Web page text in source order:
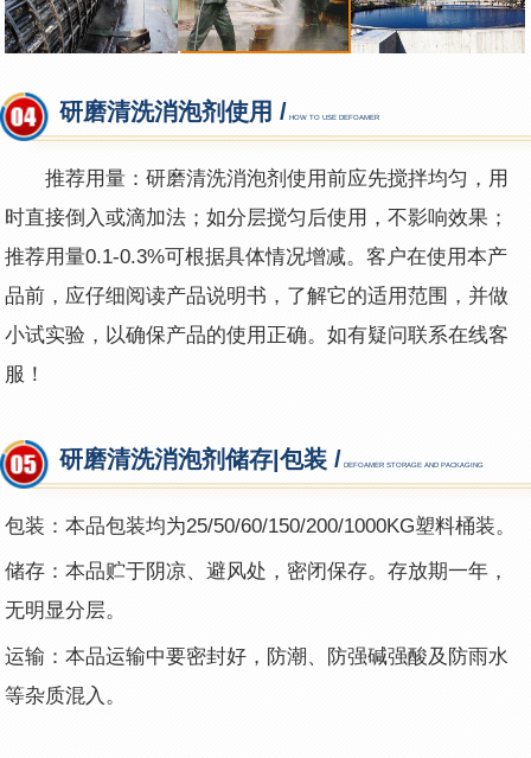
研磨清洗消泡剂使用 / HOW TO USE DEFOAMER
推荐用量：研磨清洗消泡剂使用前应先搅拌均匀，用
时直接倒入或滴加法；如分层搅匀后使用，不影响效果；
推荐用量0.1-0.3%可根据具体情况增减。客户在使用本产
品前，应仔细阅读产品说明书，了解它的适用范围，并做
小试实验，以确保产品的使用正确。如有疑问联系在线客
服！
研磨清洗消泡剂储存|包装 / DEFOAMER STORAGE AND PACKAGING
包装：本品包装均为25/50/60/150/200/1000KG塑料桶装。
储存：本品贮于阴凉、避风处，密闭保存。存放期一年，
无明显分层。
运输：本品运输中要密封好，防潮、防强碱强酸及防雨水
等杂质混入。